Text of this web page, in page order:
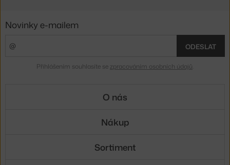
Novinky e-mailem
ODESLAT
Přihlášením souhlasíte se zpracováním osobních údajů
O nás
Nákup
Sortiment